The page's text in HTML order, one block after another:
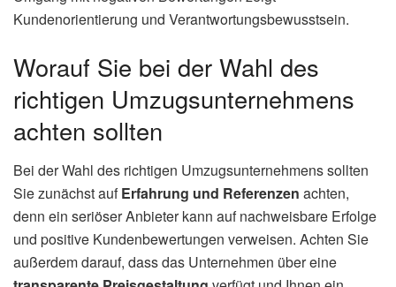
Kundenorientierung und Verantwortungsbewusstsein.
Worauf Sie bei der Wahl des
richtigen Umzugsunternehmens
achten sollten
Bei der Wahl des richtigen Umzugsunternehmens sollten
Sie zunächst aufErfahrung und Referenzen achten,
denn ein seriöser Anbieter kann auf nachweisbare Erfolge
und positive Kundenbewertungen verweisen. Achten Sie
außerdem darauf, dass das Unternehmen über eine